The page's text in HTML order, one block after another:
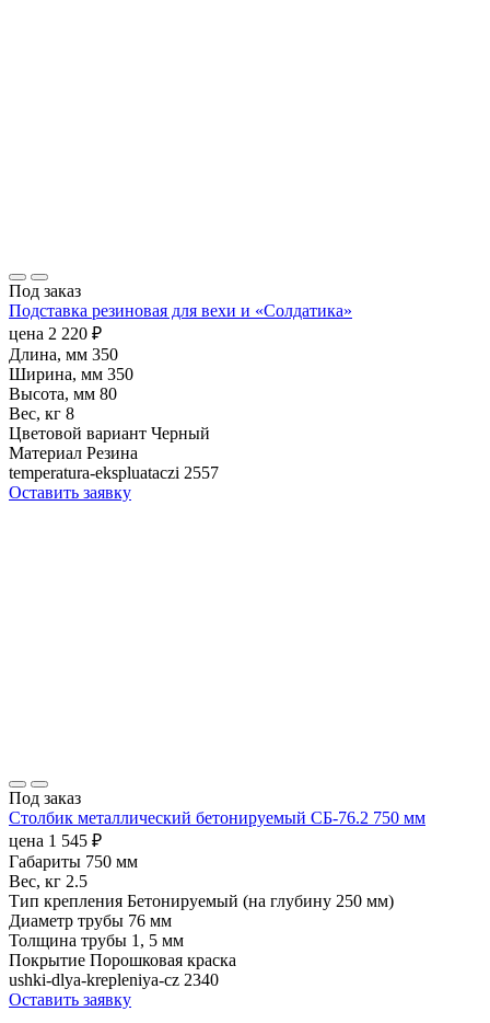
Под заказ
Подставка резиновая для вехи и «Солдатика»
цена 2 220 ₽
Длина, мм 350
Ширина, мм 350
Высота, мм 80
Вес, кг 8
Цветовой вариант Черный
Материал Резина
temperatura-ekspluataczi 2557
Оставить заявку
Под заказ
Столбик металлический бетонируемый СБ-76.2 750 мм
цена 1 545 ₽
Габариты 750 мм
Вес, кг 2.5
Тип крепления Бетонируемый (на глубину 250 мм)
Диаметр трубы 76 мм
Толщина трубы 1, 5 мм
Покрытие Порошковая краска
ushki-dlya-krepleniya-cz 2340
Оставить заявку